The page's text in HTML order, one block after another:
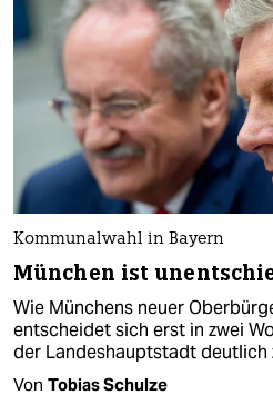
Kommunalwahl in Bayern
München ist
Wie Münchens neuer
entscheidet sich erst in zwei
der Landeshauptstadt deutlich
Von Tobias Schulze